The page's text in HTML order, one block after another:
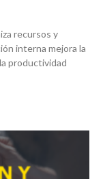
recursos y
interna mejora la
productividad